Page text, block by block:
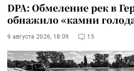
DPA: Обмеление рек в
обнажило «камни
9 августа 2026, 18:09 15